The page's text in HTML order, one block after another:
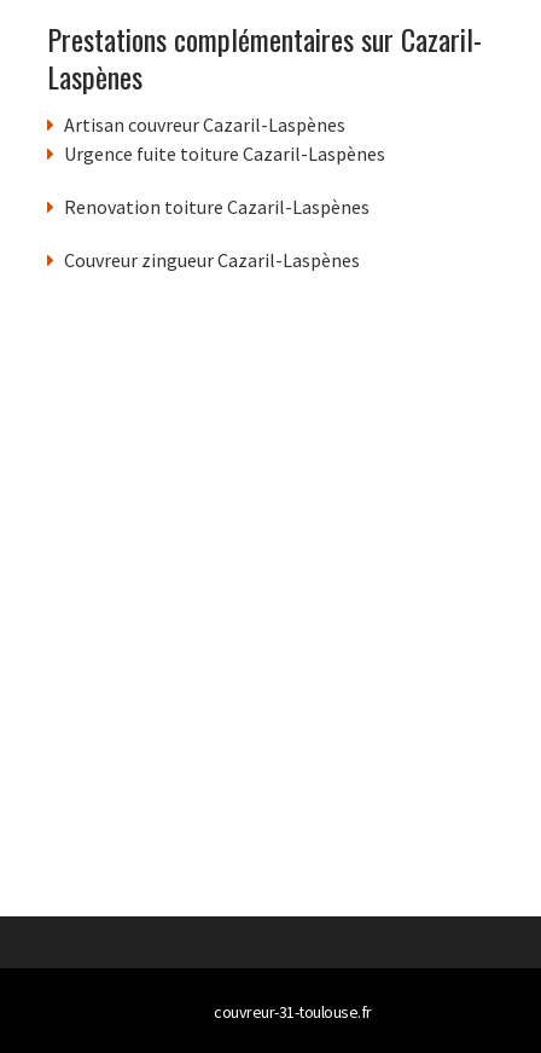
Prestations complémentaires sur Cazaril-
Laspènes
Artisan couvreur Cazaril-Laspènes
Urgence fuite toiture Cazaril-Laspènes
Renovation toiture Cazaril-Laspènes
Couvreur zingueur Cazaril-Laspènes
couvreur-31-toulouse.fr